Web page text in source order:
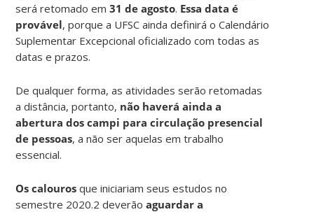
será retomado em 31 de agosto. Essa data é
provável, porque a UFSC ainda definirá o Calendário
Suplementar Excepcional oficializado com todas as
datas e prazos.
De qualquer forma, as atividades serão retomadas
a distância, portanto, não haverá ainda a
abertura dos campi para circulação presencial
de pessoas, a não ser aquelas em trabalho
essencial.
Os calouros que iniciariam seus estudos no
semestre 2020.2 deverãoaguardar a